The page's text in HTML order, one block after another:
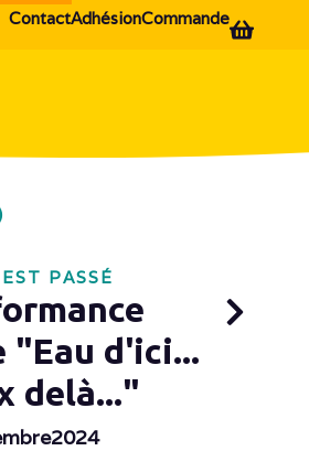
Commande
Adhésion
Contact
PASSÉ
"Eau d'ici...
delà..."
2024